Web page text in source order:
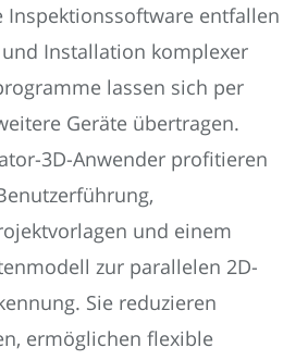
Inspektionssoftware entfallen
Installation komplexer
lassen sich per
Geräte übertragen.
3D-Anwender profitieren
und einem
zur parallelen 2D-
Sie reduzieren
ermöglichen flexible